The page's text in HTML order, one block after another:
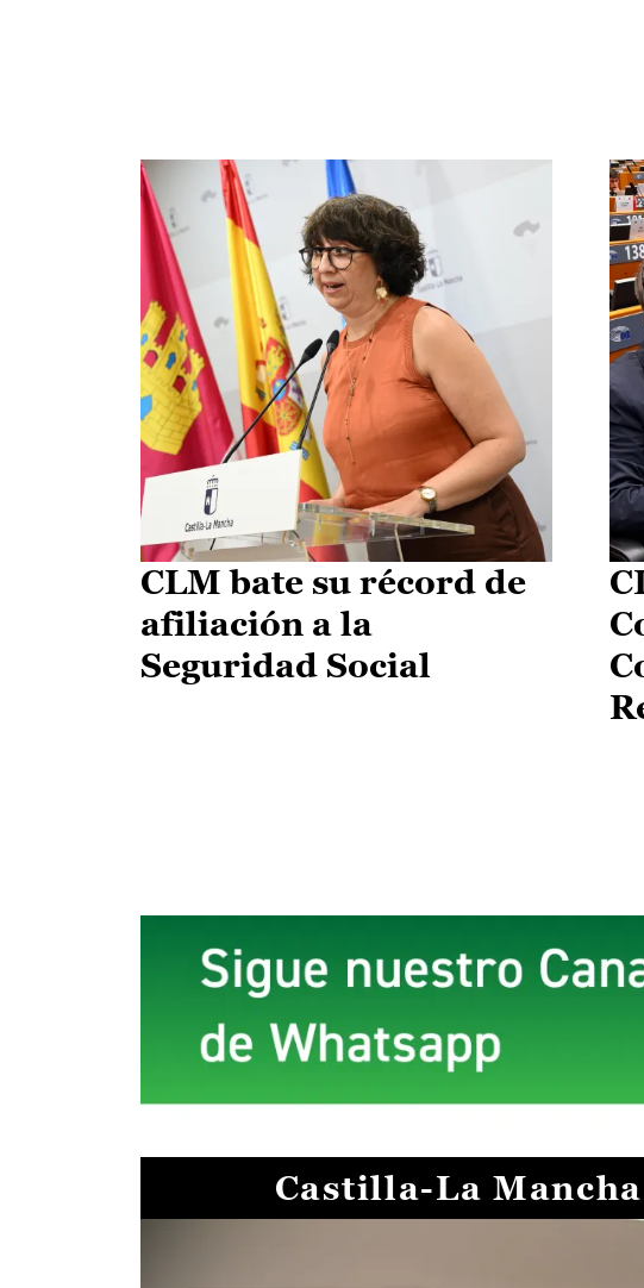
CLM bate su récord de
afiliación a la
Seguridad Social
Castilla-La